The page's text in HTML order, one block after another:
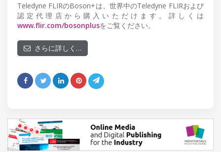
Teledyne FLIRのBoson+は、世界中のTeledyne FLIRおよび
認定代理店から購入いただけます。詳しくは
www.flir.com/bosonplusをご覧ください。
さらに詳しく…